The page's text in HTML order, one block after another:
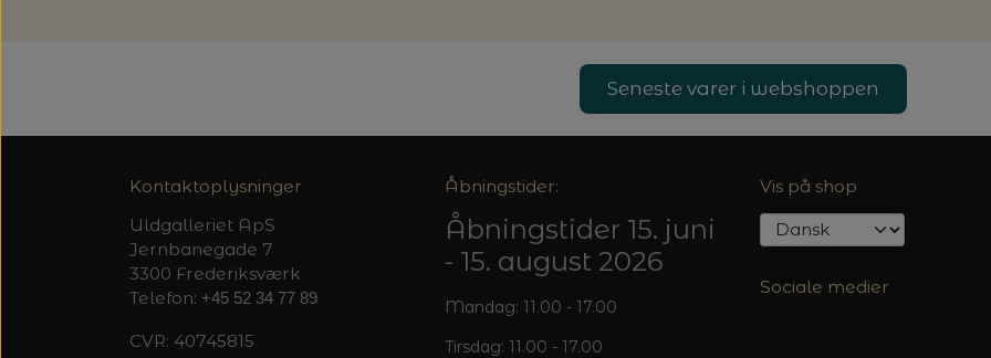
Seneste varer i webshoppen
Kontaktoplysninger
Uldgalleriet ApS
Jernbanegade 7
3300 Frederiksværk
Telefon: +45 52 34 77 89
CVR: 40745815
Åbningstider:
Åbningstider 15. juni
- 15. august 2026
Mandag: 11.00 - 17.00
Tirsdag: 11.00 - 17.00
Vis på shop
Sociale medier